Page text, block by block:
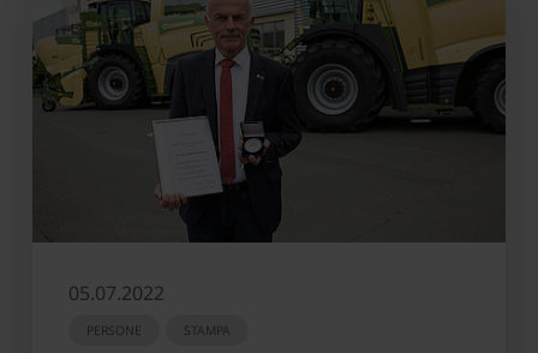
05.07.2022
PERSONE STAMPA